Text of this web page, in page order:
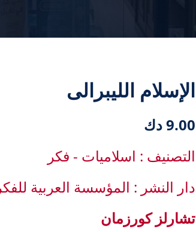
الإسلام الليبرالى
9.00 دك
التصنيف : اسلاميات - فكر
دار النشر : المؤسسة العربية
تشارلز كورزمان